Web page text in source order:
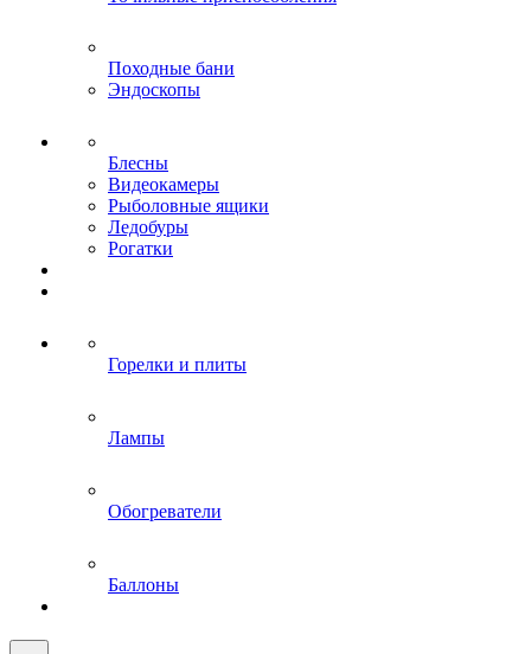
Походные бани
Эндоскопы
Блесны
Видеокамеры
Рыболовные ящики
Ледобуры
Рогатки
Горелки и плиты
Лампы
Обогреватели
Баллоны